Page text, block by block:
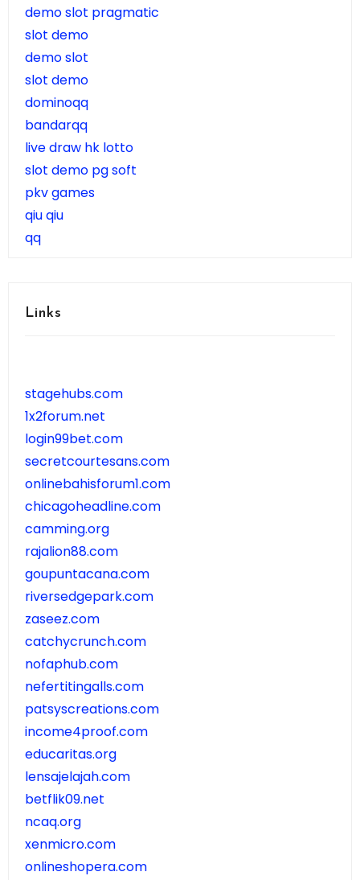
demo slot pragmatic
slot demo
demo slot
slot demo
dominoqq
bandarqq
live draw hk lotto
slot demo pg soft
pkv games
qiu qiu
qq
Links
stagehubs.com
1x2forum.net
login99bet.com
secretcourtesans.com
onlinebahisforum1.com
chicagoheadline.com
camming.org
rajalion88.com
goupuntacana.com
riversedgepark.com
zaseez.com
catchycrunch.com
nofaphub.com
nefertitingalls.com
patsyscreations.com
income4proof.com
educaritas.org
lensajelajah.com
betflik09.net
ncaq.org
xenmicro.com
onlineshopera.com